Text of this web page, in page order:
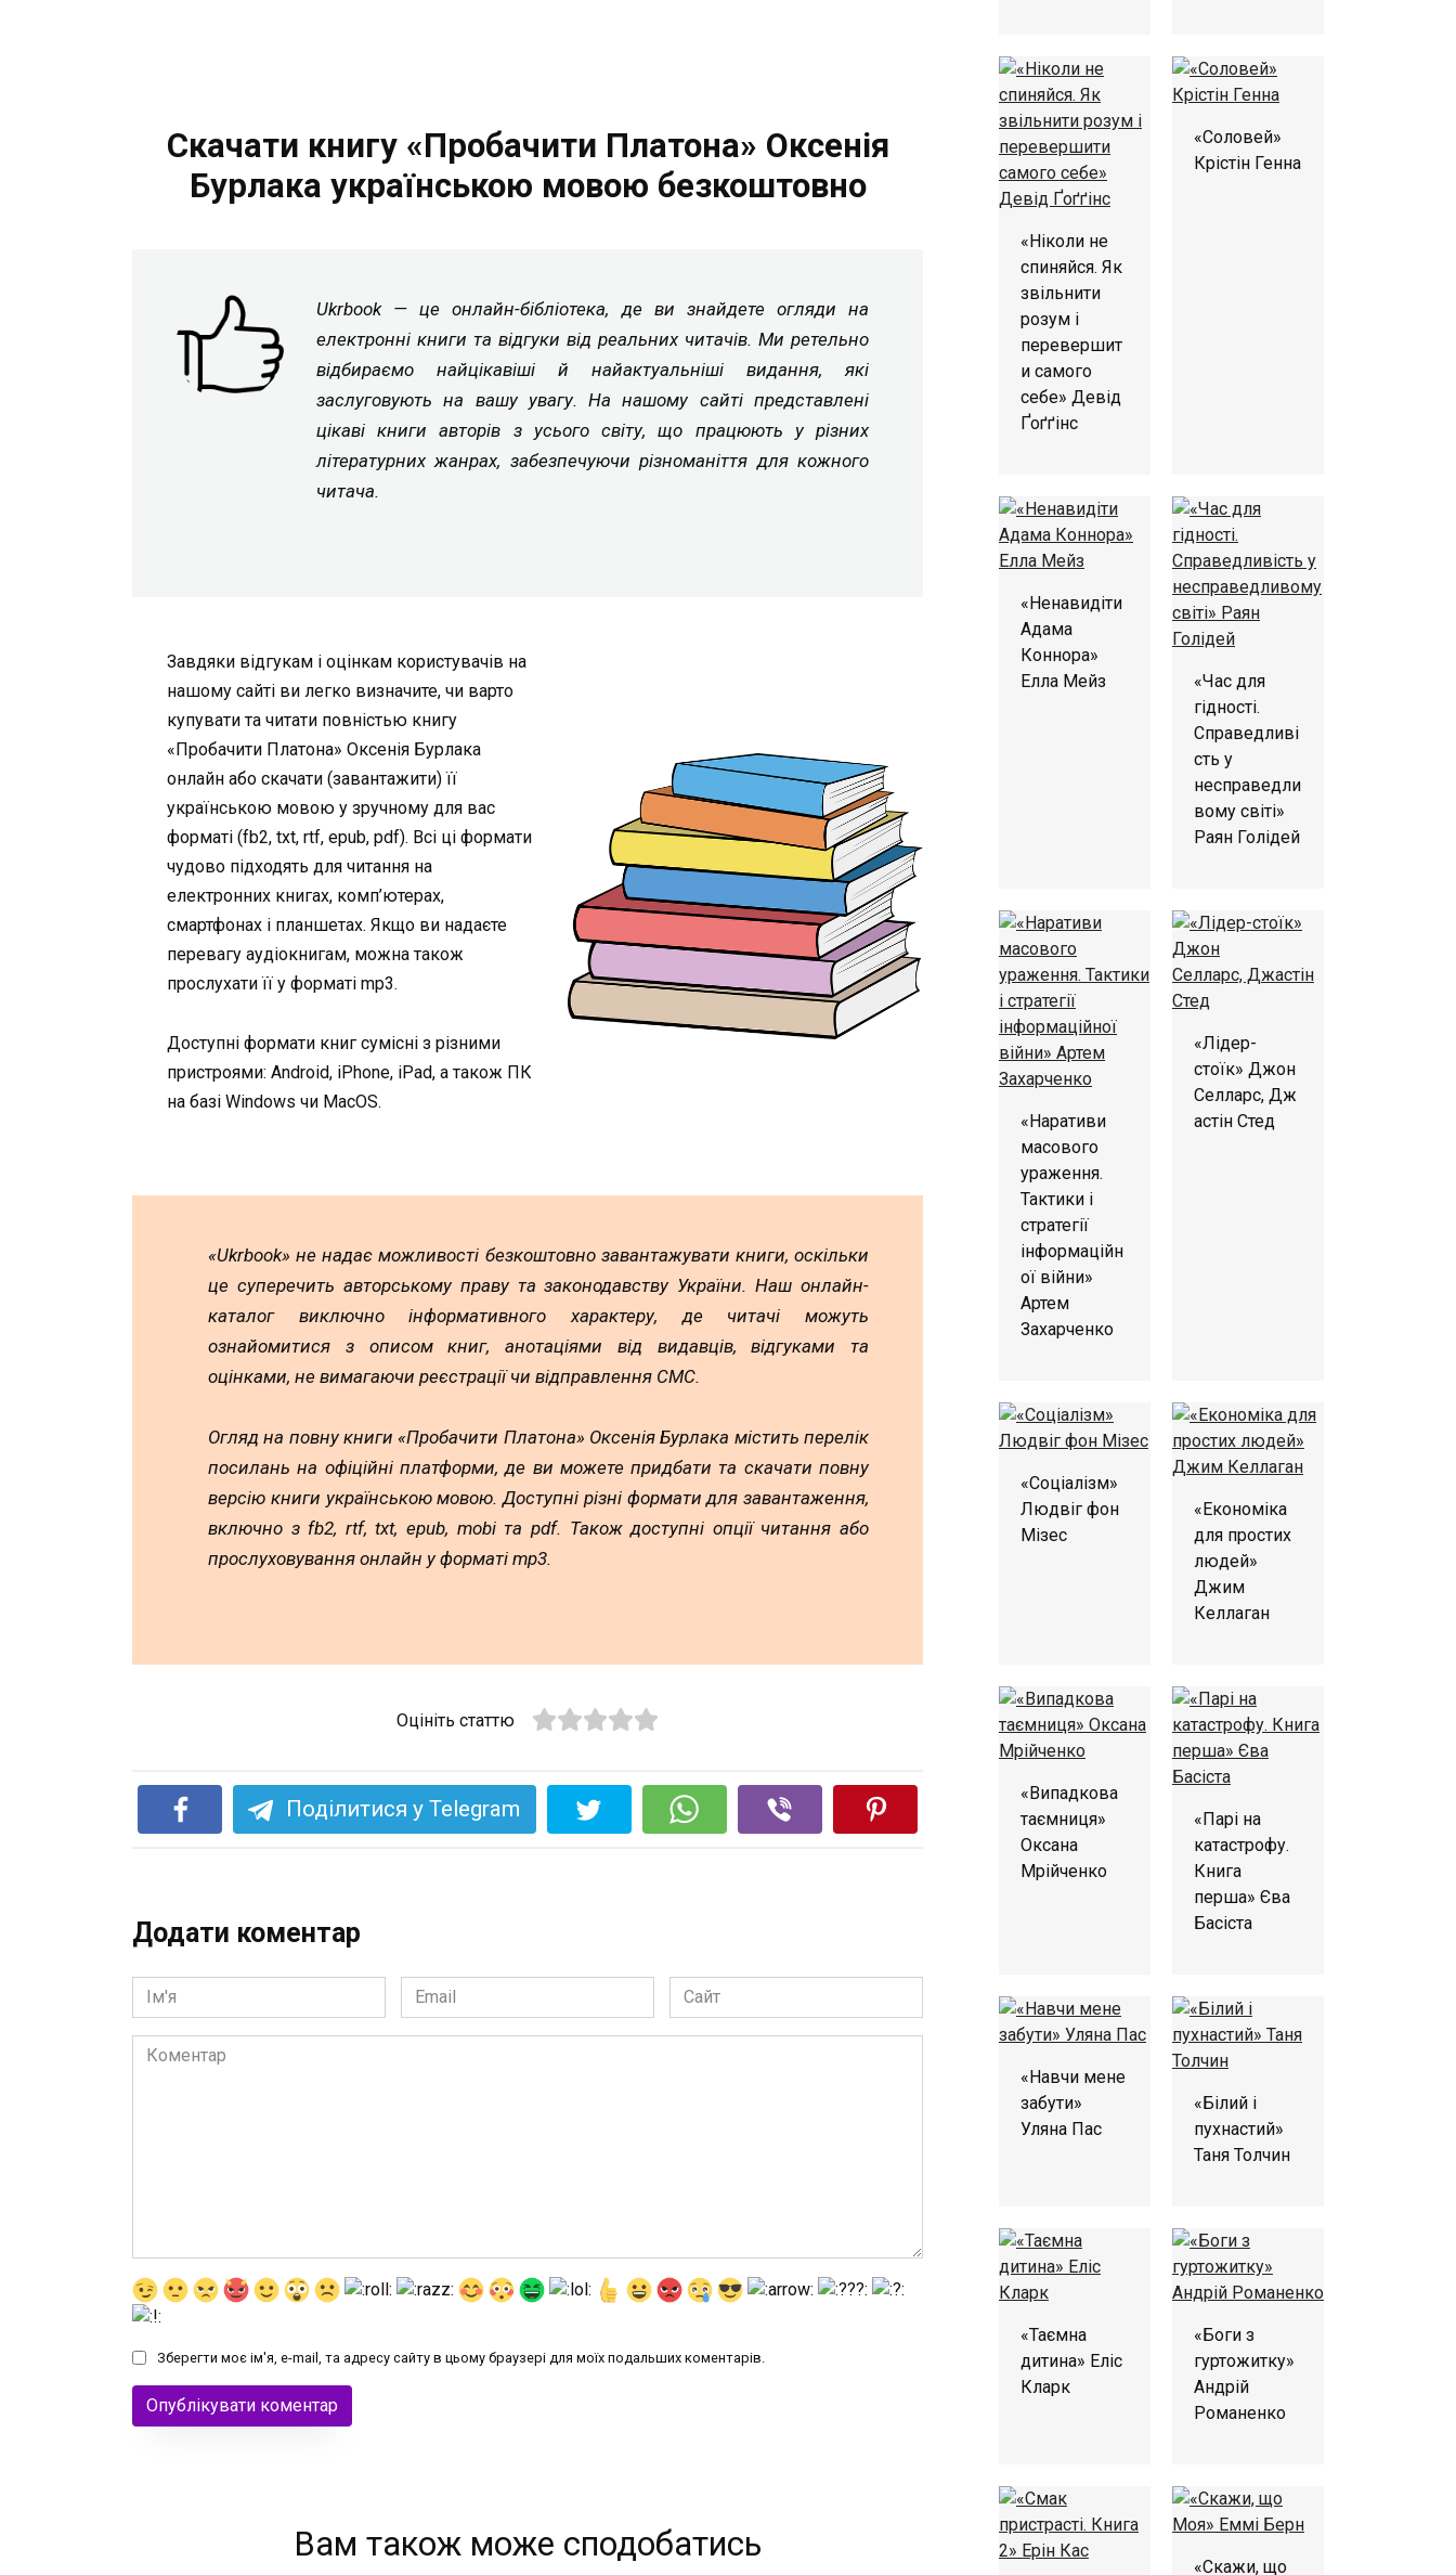
Скачати книгу «Пробачити Платона» Оксенія
Бурлака українською мовою безкоштовно
Ukrbook — це онлайн-бібліотека, де ви знайдете огляди на
електронні книги та відгуки від реальних читачів. Ми ретельно
відбираємо найцікавіші й найактуальніші видання, які
заслуговують на вашу увагу. На нашому сайті представлені
цікаві книги авторів з усього світу, що працюють у різних
літературних жанрах, забезпечуючи різноманіття для кожного
читача.
Завдяки відгукам і оцінкам користувачів на
нашому сайті ви легко визначите, чи варто
купувати та читати повністью книгу
«Пробачити Платона» Оксенія Бурлака
онлайн або скачати (завантажити) її
українською мовою у зручному для вас
форматі (fb2, txt, rtf, epub, pdf). Всі ці формати
чудово підходять для читання на
електронних книгах, комп’ютерах,
смартфонах і планшетах. Якщо ви надаєте
перевагу аудіокнигам, можна також
прослухати її у форматі mp3.
Доступні формати книг сумісні з різними
пристроями: Android, iPhone, iPad, а також ПК
на базі Windows чи MacOS.
«Ukrbook» не надає можливості безкоштовно завантажувати книги, оскільки
це суперечить авторському праву та законодавству України. Наш онлайн-
каталог виключно інформативного характеру, де читачі можуть
ознайомитися з описом книг, анотаціями від видавців, відгуками та
оцінками, не вимагаючи реєстрації чи відправлення СМС.
Огляд на повну книги «Пробачити Платона» Оксенія Бурлака містить перелік
посилань на офіційні платформи, де ви можете придбати та скачати повну
версію книги українською мовою. Доступні різні формати для завантаження,
включно з fb2, rtf, txt, epub, mobi та pdf. Також доступні опції читання або
прослуховування онлайн у форматі mp3.
Оцініть статтю
Поділитися у Telegram
Додати коментар
Ім'я
*
Email
*
Сайт
Коментар
Зберегти моє ім'я, e-mail, та адресу сайту в цьому браузері для моїх подальших коментарів.
Вам також може сподобатись
«Ніколи не
спиняйся. Як
звільнити
розум і
перевершит
и самого
себе» Девід
Ґоґґінс
«Соловей»
Крістін Генна
«Ненавидіти
Адама
Коннора»
Елла Мейз
«Час для
гідності.
Справедливі
сть у
несправедли
вому світі»
Раян Голідей
«Наративи
масового
ураження.
Тактики і
стратегії
інформаційн
ої війни»
Артем
Захарченко
«Лідер-
стоїк» Джон
Селларс, Дж
астін Стед
«Соціалізм»
Людвіг фон
Мізес
«Економіка
для простих
людей»
Джим
Келлаган
«Випадкова
таємниця»
Оксана
Мрійченко
«Парі на
катастрофу.
Книга
перша» Єва
Басіста
«Навчи мене
забути»
Уляна Пас
«Білий і
пухнастий»
Таня Толчин
«Таємна
дитина» Еліс
Кларк
«Боги з
гуртожитку»
Андрій
Романенко
«Скажи, що